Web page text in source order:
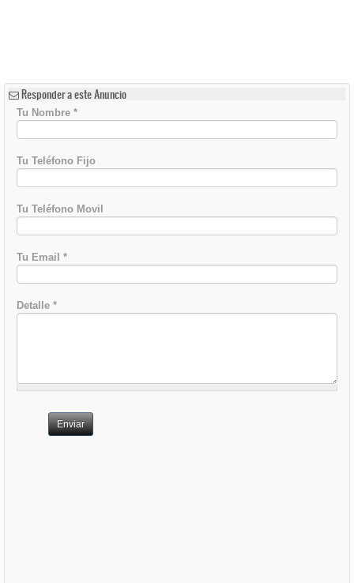
Responder a este Anuncio
Tu Nombre *
Tu Teléfono Fijo
Tu Teléfono Movil
Tu Email *
Detalle *
Enviar